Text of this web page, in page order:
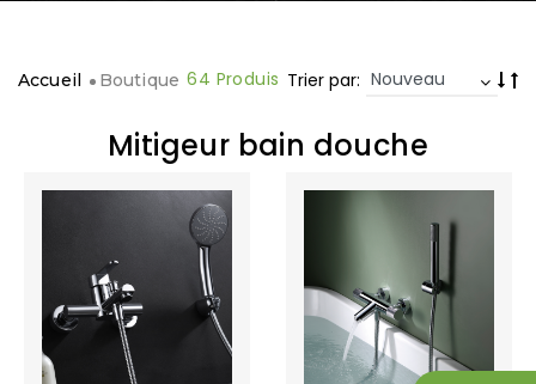
Accueil Boutique 64 Produis Trier par:
Mitigeur bain douche